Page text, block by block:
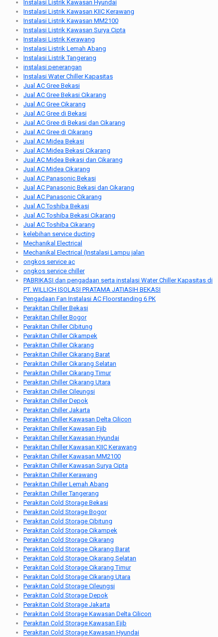
Instalasi Listrik Kawasan Hyundai
Instalasi Listrik Kawasan KIIC Kerawang
Instalasi Listrik Kawasan MM2100
Instalasi Listrik Kawasan Surya Cipta
Instalasi Listrik Kerawang
Instalasi Listrik Lemah Abang
Instalasi Listrik Tangerang
instalasi penerangan
Instalasi Water Chiller Kapasitas
Jual AC Gree Bekasi
Jual AC Gree Bekasi Cikarang
Jual AC Gree Cikarang
Jual AC Gree di Bekasi
Jual AC Gree di Bekasi dan Cikarang
Jual AC Gree di Cikarang
Jual AC Midea Bekasi
Jual AC Midea Bekasi Cikarang
Jual AC Midea Bekasi dan Cikarang
Jual AC Midea Cikarang
Jual AC Panasonic Bekasi
Jual AC Panasonic Bekasi dan Cikarang
Jual AC Panasonic Cikarang
Jual AC Toshiba Bekasi
Jual AC Toshiba Bekasi Cikarang
Jual AC Toshiba Cikarang
kelebihan service ducting
Mechanikal Electrical
Mechanikal Electrical (Instalasi Lampu jalan
ongkos service ac
ongkos service chiller
PABRIKASI dan pengadaan serta instalasi Water Chiller Kapasitas di
PT. WILLICH ISOLASI PRATAMA JATIASIH BEKASI
Pengadaan Fan Instalasi AC Floorstanding 6 PK
Perakitan Chiller Bekasi
Perakitan Chiller Bogor
Perakitan Chiller Cibitung
Perakitan Chiller Cikampek
Perakitan Chiller Cikarang
Perakitan Chiller Cikarang Barat
Perakitan Chiller Cikarang Selatan
Perakitan Chiller Cikarang Timur
Perakitan Chiller Cikarang Utara
Perakitan Chiller Cileungsi
Perakitan Chiller Depok
Perakitan Chiller Jakarta
Perakitan Chiller Kawasan Delta Cilicon
Perakitan Chiller Kawasan Ejib
Perakitan Chiller Kawasan Hyundai
Perakitan Chiller Kawasan KIIC Kerawang
Perakitan Chiller Kawasan MM2100
Perakitan Chiller Kawasan Surya Cipta
Perakitan Chiller Kerawang
Perakitan Chiller Lemah Abang
Perakitan Chiller Tangerang
Perakitan Cold Storage Bekasi
Perakitan Cold Storage Bogor
Perakitan Cold Storage Cibitung
Perakitan Cold Storage Cikampek
Perakitan Cold Storage Cikarang
Perakitan Cold Storage Cikarang Barat
Perakitan Cold Storage Cikarang Selatan
Perakitan Cold Storage Cikarang Timur
Perakitan Cold Storage Cikarang Utara
Perakitan Cold Storage Cileungsi
Perakitan Cold Storage Depok
Perakitan Cold Storage Jakarta
Perakitan Cold Storage Kawasan Delta Cilicon
Perakitan Cold Storage Kawasan Ejib
Perakitan Cold Storage Kawasan Hyundai